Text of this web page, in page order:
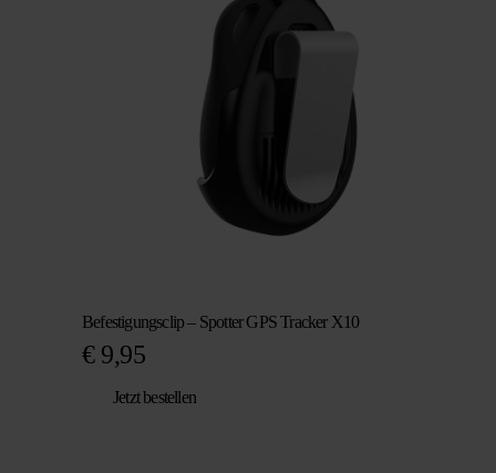
Befestigungsclip – Spotter GPS Tracker X10
€9,95
Jetzt bestellen